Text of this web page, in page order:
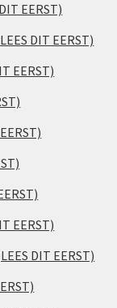
EERST)
DIT EERST)
EERST)
EERST)
DIT EERST)